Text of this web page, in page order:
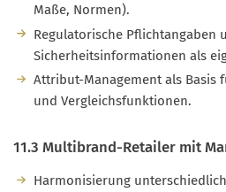
Maße, Normen).
Regulatorische Pflichtangaben
Sicherheitsinformationen als
Attribut-Management als Basis
und Vergleichsfunktionen.
11.3 Multibrand-Retailer mit
Harmonisierung